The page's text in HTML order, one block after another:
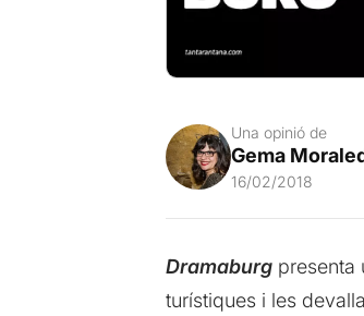
Una opinió de
Gema
16/02/2018
Dramaburgpresenta
turístiques i les